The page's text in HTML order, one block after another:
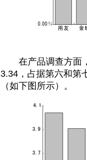
在产品调查方面
3.34，占据第六和第
（如下图所示）。